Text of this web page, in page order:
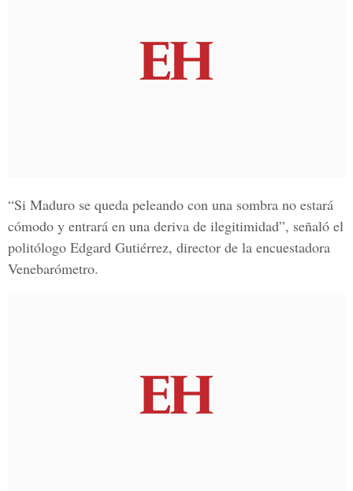
“Si Maduro se queda peleando con una sombra no estará
cómodo y entrará en una deriva de ilegitimidad”, señaló el
politólogo Edgard Gutiérrez, director de la encuestadora
Venebarómetro.